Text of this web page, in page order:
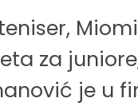
za
je u